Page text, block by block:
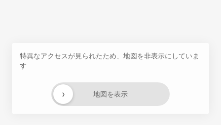
特異なアクセスが見られたため、地図を非表示にしていま
す
地図を表示
›